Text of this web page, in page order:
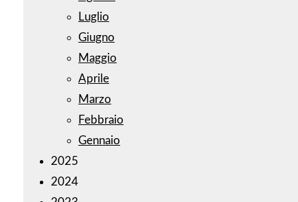
Luglio
Giugno
Maggio
Aprile
Marzo
Febbraio
Gennaio
2025
2024